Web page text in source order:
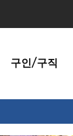
구인/구직